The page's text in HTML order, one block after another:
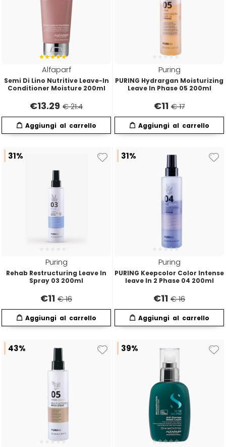
Farmagan
FarmaVita
Floid
Four Reasons
Giusy Hold
GOLDWELL
Hair Tech
Hennatech
Hibros
INTERCOSMO
Invisibobble
JOICO
Kemon Actyva
Kerastase
L M
Manic Panic
MAREB
Matador
Alfaparf
Semi Di Lino Nutritive Leave-In
Conditioner Moisture 200ml
€13.29 € 21.4
Puring
PURING Hydrargan Moisturizing
Leave In Phase 05 200ml
€11 € 17
31%
Puring
Rehab Restructuring Leave In
Spray 03 200ml
€11 € 16
31%
Puring
PURING Keepcolor Color Intense
leave In 2 Phase 04 200ml
€11 € 16
43% 39%